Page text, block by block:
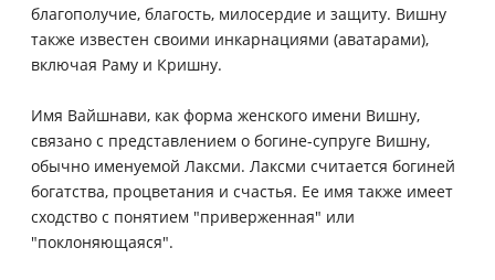
благополучие, благость, милосердие и защиту. Вишну
также известен своими инкарнациями (аватарами),
включая Раму и Кришну.
Имя Вайшнави, как форма женского имени Вишну,
связано с представлением о богине-супруге Вишну,
обычно именуемой Лаксми. Лаксми считается богиней
богатства, процветания и счастья. Ее имя также имеет
сходство с понятием "приверженная" или
"поклоняющаяся".